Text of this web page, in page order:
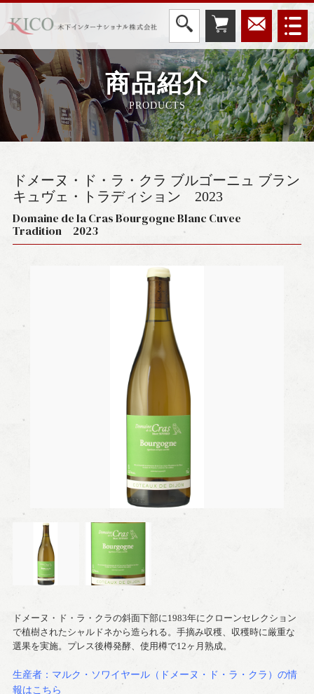
商品紹介
PRODUCTS
ドメーヌ・ド・ラ・クラ ブルゴーニュ ブラン
キュヴェ・トラディション 2023
Domaine de la Cras Bourgogne Blanc Cuvee
Tradition 2023
ドメーヌ・ド・ラ・クラの斜面下部に1983年にクローンセレクション
で植樹されたシャルドネから造られる。手摘み収穫、収穫時に厳重な
選果を実施。プレス後樽発酵、使用樽で12ヶ月熟成。
生産者：マルク・ソワイヤール（ドメーヌ・ド・ラ・クラ）の情
報はこちら